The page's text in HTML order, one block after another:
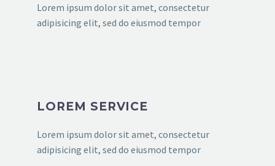
Lorem ipsum dolor sit amet, consectetur
adipisicing elit, sed do eiusmod tempor
LOREM SERVICE
Lorem ipsum dolor sit amet, consectetur
adipisicing elit, sed do eiusmod tempor